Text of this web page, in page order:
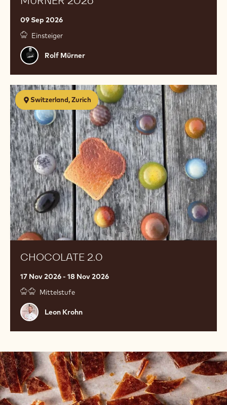
09 Sep 2026
Einsteiger
Rolf
Mürner
Rolf Mürner
Switzerland, Zurich
CHOCOLATE 2.0
17 Nov 2026 - 18 Nov 2026
Mittelstufe
Leon
Krohn
Leon Krohn
Chocolate
2.0